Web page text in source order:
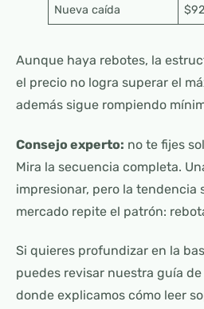
Nueva caída
Aunque haya rebotes, la
el precio no logra superar el
además sigue rompiendo
Consejo experto: no te fijes
Mira la secuencia completa.
impresionar, pero la tendencia
mercado repite el patrón:
Si quieres profundizar en la
puedes revisar nuestra guía de
donde explicamos cómo leer